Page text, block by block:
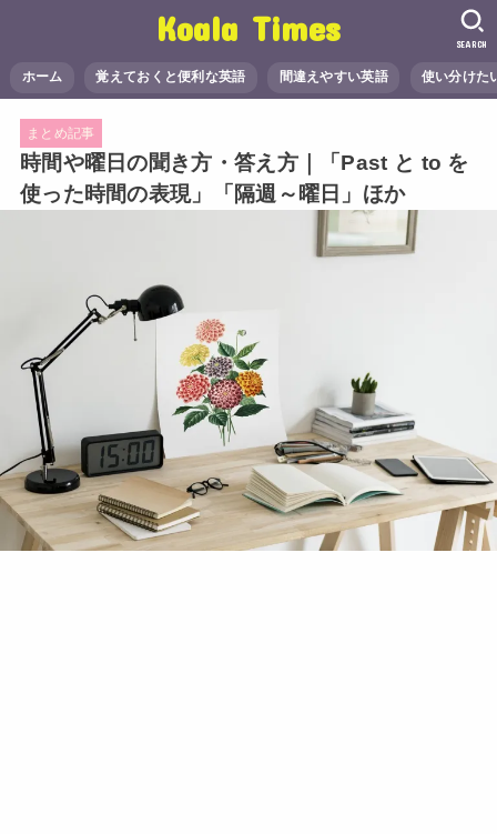
Koala Times
ホーム 覚えておくと便利な英語 間違えやすい英語 使い分けた
SEARCH
まとめ記事
時間や曜日の聞き方・答え方｜「Past と to を
使った時間の表現」「隔週～曜日」ほか